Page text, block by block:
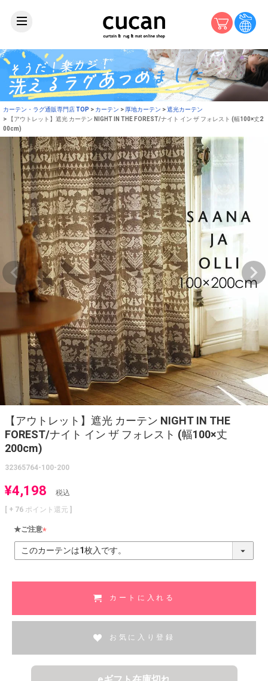
カーテン・ラグ通販専門店 TOP カーテン 厚地カーテン
遮光カーテン
【アウトレット】遮光 カーテン NIGHT IN THE FOREST/ナイト イン ザ フォレスト (幅100×丈2
00cm)
【アウトレット】遮光 カーテン NIGHT IN THE
FOREST/ナイト イン ザ フォレスト (幅100×丈
200cm)
32365764-100-200
¥4,198
税込
[ + 76 ポイント還元 ]
★ご注意
(
必
カートに入れる
お気に入り登録